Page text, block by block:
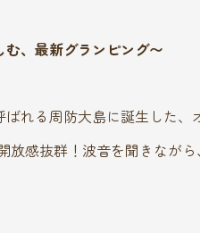
、最新グランピング〜
ばれる周防大島に誕生した
放感抜群！波音を聞きなが